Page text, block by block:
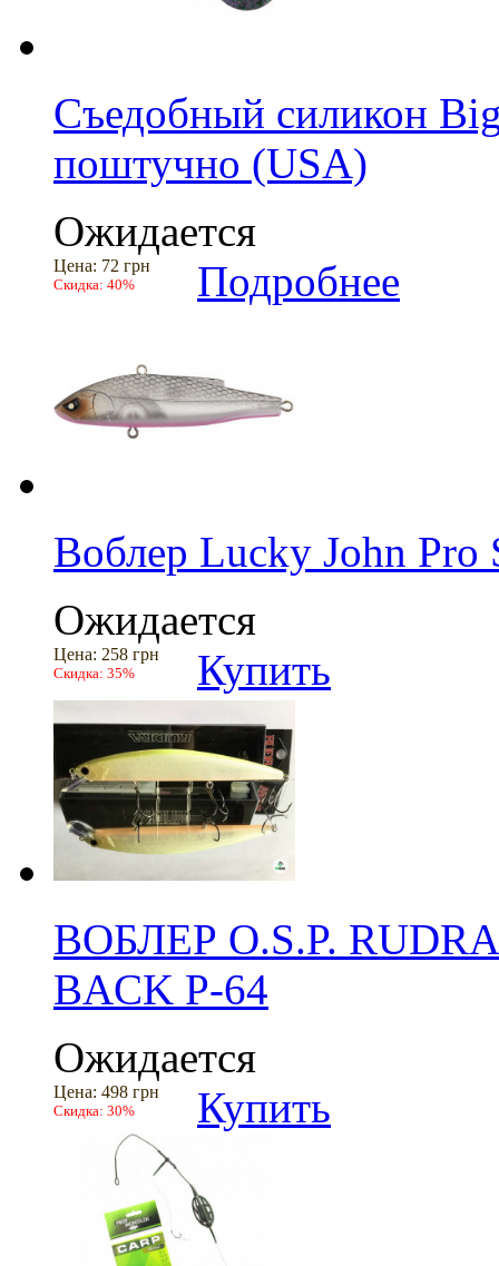
Съедобный силикон
поштучно (USA)
Ожидается
Цена: 72 грн
Скидка: 40% Подробнее
Воблер Lucky John Pro
Ожидается
Цена: 258 грн
Скидка: 35% Купить
ВОБЛЕР O.S.P.
BACK P-64
Ожидается
Цена: 498 грн
Скидка: 30% Купить